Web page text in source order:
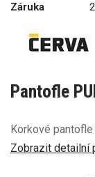
Záruka
Pantofle
Korkové pantofle
Zobrazit detailní